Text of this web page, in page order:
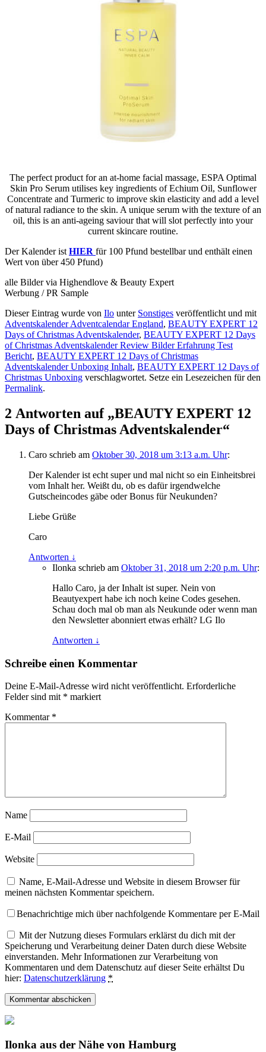
The perfect product for an at-home facial massage, ESPA Optimal
Skin Pro Serum utilises key ingredients of Echium Oil, Sunflower
Concentrate and Turmeric to improve skin elasticity and add a level
of natural radiance to the skin. A unique serum with the texture of an
oil, this is an anti-ageing saviour that will slot perfectly into your
current skincare routine.
Der Kalender ist HIER für 100 Pfund bestellbar und enthält einen
Wert von über 450 Pfund)
alle Bilder via Highendlove & Beauty Expert
Werbung / PR Sample
Dieser Eintrag wurde von Ilo unter Sonstiges veröffentlicht und mit
Adventskalender Adventcalendar England, BEAUTY EXPERT 12
Days of Christmas Adventskalender, BEAUTY EXPERT 12 Days
of Christmas Adventskalender Review Bilder Erfahrung Test
Bericht, BEAUTY EXPERT 12 Days of Christmas
Adventskalender Unboxing Inhalt, BEAUTY EXPERT 12 Days of
Christmas Unboxing verschlagwortet. Setze ein Lesezeichen für den
Permalink.
2 Antworten auf „BEAUTY EXPERT 12
Days of Christmas Adventskalender“
Caro schrieb am Oktober 30, 2018 um 3:13 a.m. Uhr:
Der Kalender ist echt super und mal nicht so ein Einheitsbrei
vom Inhalt her. Weißt du, ob es dafür irgendwelche
Gutscheincodes gäbe oder Bonus für Neukunden?
Liebe Grüße
Caro
Antworten ↓
Ilonka schrieb am Oktober 31, 2018 um 2:20 p.m. Uhr:
Hallo Caro, ja der Inhalt ist super. Nein von
Beautyexpert habe ich noch keine Codes gesehen.
Schau doch mal ob man als Neukunde oder wenn man
den Newsletter abonniert etwas erhält? LG Ilo
Antworten ↓
Schreibe einen Kommentar
Deine E-Mail-Adresse wird nicht veröffentlicht. Erforderliche
Felder sind mit * markiert
Kommentar *
Name
E-Mail
Website
Name, E-Mail-Adresse und Website in diesem Browser für
meinen nächsten Kommentar speichern.
Benachrichtige mich über nachfolgende Kommentare per E-Mail
Mit der Nutzung dieses Formulars erklärst du dich mit der
Speicherung und Verarbeitung deiner Daten durch diese Website
einverstanden. Mehr Informationen zur Verarbeitung von
Kommentaren und dem Datenschutz auf dieser Seite erhältst Du
hier: Datenschutzerklärung *
Ilonka aus der Nähe von Hamburg